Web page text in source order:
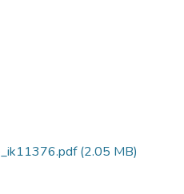
(2.05 MB)